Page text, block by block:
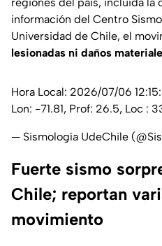
información del Centro
Universidad de Chile, el
lesionadas ni daños
Hora Local: 2026/07/06
Lon: -71.81, Prof: 26.5, Loc :
— Sismología UdeChile
Fuerte sismo
Chile; reportan
movimiento